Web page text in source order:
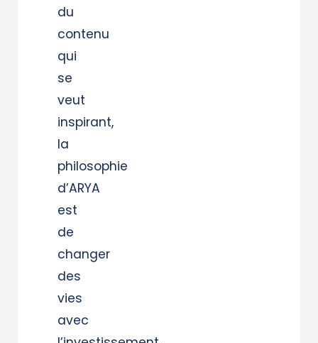
du
contenu
qui
se
veut
inspirant,
la
philosophie
d’ARYA
est
de
changer
des
vies
avec